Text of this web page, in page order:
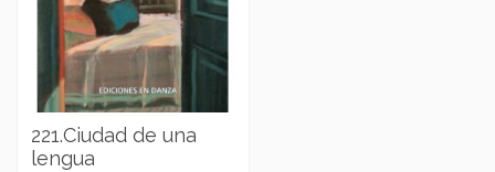
221.Ciudad de una
lengua